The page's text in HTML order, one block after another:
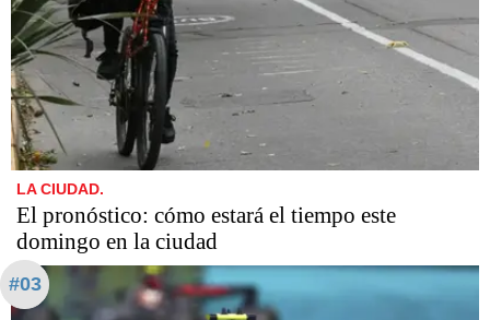
LA CIUDAD.
El pronóstico: cómo estará el tiempo este
domingo en la ciudad
#03